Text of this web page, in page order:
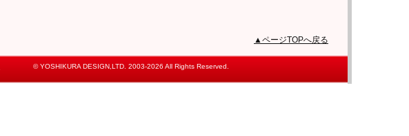
▲ページTOPへ戻る
© YOSHIKURA DESIGN,LTD. 2003-2026 All Rights Reserved.